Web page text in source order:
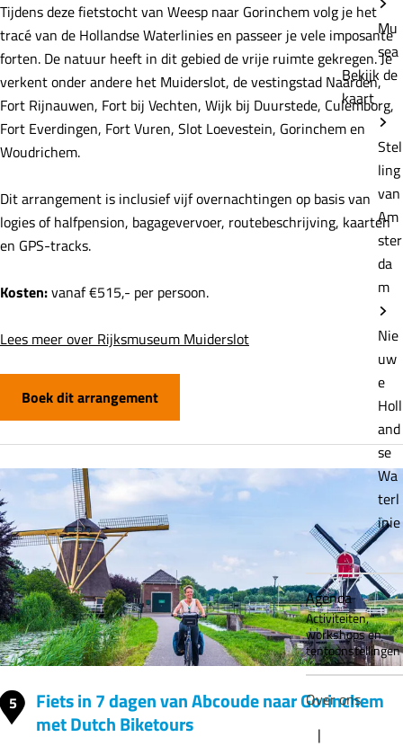
Mu
sea
Bekijk de
kaart
Stel
ling
van
Am
ster
da
m
Nie
uw
e
Holl
and
se
Wa
terl
inie
Agenda
Activiteiten,
workshops en
tentoonstellingen
Over ons
|
Tijdens deze fietstocht van Weesp naar Gorinchem volg je het
tracé van de Hollandse Waterlinies en passeer je vele imposante
forten. De natuur heeft in dit gebied de vrije ruimte gekregen. Je
verkent onder andere het Muiderslot, de vestingstad Naarden,
Fort Rijnauwen, Fort bij Vechten, Wijk bij Duurstede, Culemborg,
Fort Everdingen, Fort Vuren, Slot Loevestein, Gorinchem en
Woudrichem.
Dit arrangement is inclusief vijf overnachtingen op basis van
logies of halfpension, bagagevervoer, routebeschrijving, kaarten
en GPS-tracks.
Kosten:vanaf €515,- per persoon.
Lees meer over Rijksmuseum Muiderslot
Boek dit arrangement
5
Fiets in 7 dagen van Abcoude naar Gorinchem
met Dutch Biketours